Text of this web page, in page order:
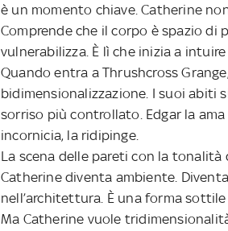
è un momento chiave. Catherine
Comprende che il corpo è spazio di
vulnerabilizza. È lì che inizia a
Quando entra a Thrushcross
bidimensionalizzazione. I suoi abiti
sorriso più controllato. Edgar la
incornicia, la ridipinge.
La scena delle pareti con la
Catherine diventa ambiente.
nell’architettura. È una forma
Ma Catherine vuole